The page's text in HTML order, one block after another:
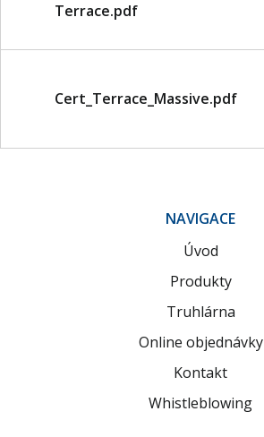
Terrace.pdf
Cert_Terrace_Massive.pdf
NAVIGACE
Úvod
Produkty
Truhlárna
Online objednávky
Kontakt
Whistleblowing